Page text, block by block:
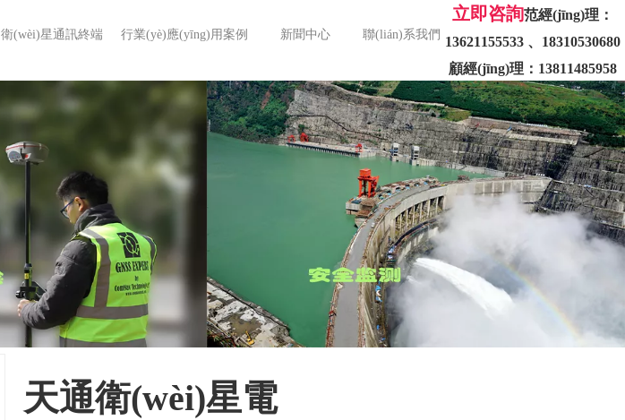
衛(wèi)星通訊終端 行業(yè)應(yīng)用案例 新聞中心 聯(lián)系我們
立即咨詢范經(jīng)理：
13621155533 、
顧經(jīng)理：13811485958
天通衛(wèi)星電